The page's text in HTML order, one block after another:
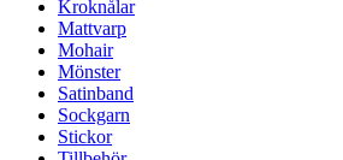
Kroknålar
Mattvarp
Mohair
Mönster
Satinband
Sockgarn
Stickor